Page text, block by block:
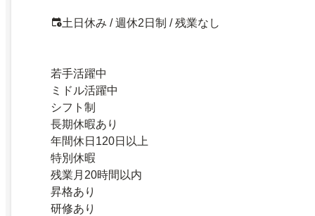
土日休み / 週休2日制 / 残業なし
若手活躍中
ミドル活躍中
シフト制
長期休暇あり
年間休日120日以上
特別休暇
残業月20時間以内
昇格あり
研修あり